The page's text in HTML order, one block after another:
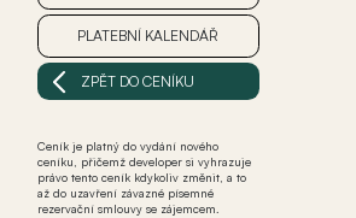
PLATEBNÍ KALENDÁŘ
ZPĚT DO CENÍKU
Ceník je platný do vydání nového
ceníku, přičemž developer si vyhrazuje
právo tento ceník kdykoliv změnit, a to
až do uzavření závazné písemné
rezervační smlouvy se zájemcem.